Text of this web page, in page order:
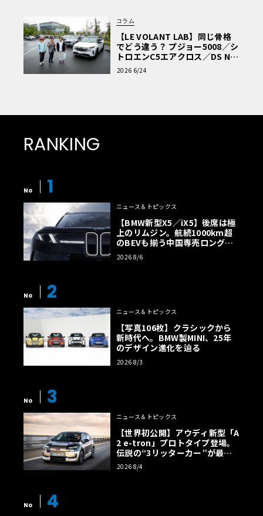
コラム
【LE VOLANT LAB】同じ骨格
でどう違う？ プジョー5008／シ
トロエンC5エアクロス／DS Nº4
読者一気乗りレポート
2026 6/24
RANKING
No 1
ニュース＆トピックス
【BMW新型X5／iX5】後席は極
上のリムジン。航続1000km超
のBEVも揃う中国専売ロング仕
様の全貌
2026 8/6
No 2
ニュース＆トピックス
【写真106枚】クラシックから
新時代へ。BMW製MINI、25年
のデザイン進化を辿る
2026 8/3
No 3
ニュース＆トピックス
【世界初公開】アウディ新型「A
2 e-tron」プロトタイプ登場。
伝説の“3リッターカー”が最高
効率エントリーBEVとして復活
【画像38枚】
2026 8/4
No 4